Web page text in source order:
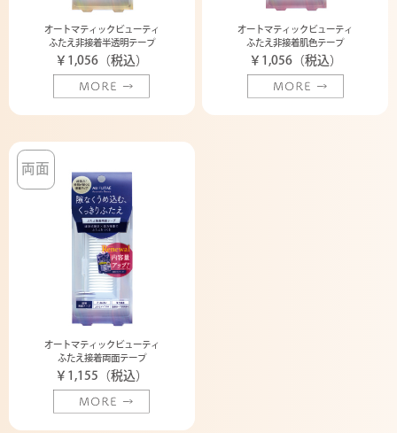
オートマティックビューティ
ふたえ非接着半透明テープ
￥1,056（税込）
オートマティックビューティ
ふたえ非接着肌色テープ
￥1,056（税込）
両面
オートマティックビューティ
ふたえ接着両面テープ
￥1,155（税込）